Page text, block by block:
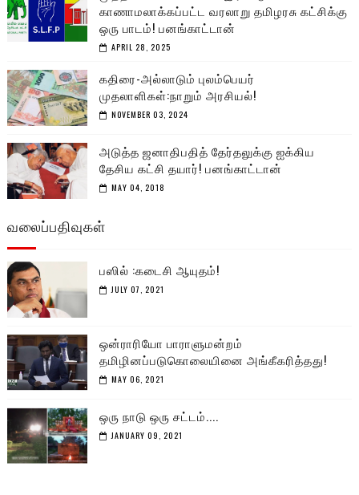
காணாமலாக்கப்பட்ட வரலாறு தமிழரசு கட்சிக்கு
ஒரு பாடம்! பனங்காட்டான்
APRIL 28, 2025
கதிரை-அல்லாடும் புலம்பெயர்
முதலாளிகள்:நாறும் அரசியல்!
NOVEMBER 03, 2024
அடுத்த ஜனாதிபதித் தேர்தலுக்கு ஐக்கிய
தேசிய கட்சி தயார்! பனங்காட்டான்
MAY 04, 2018
வலைப்பதிவுகள்
பஸில் :கடைசி ஆயுதம்!
JULY 07, 2021
ஒன்ராரியோ பாராளுமன்றம்
தமிழினப்படுகொலையினை அங்கீகரித்தது!
MAY 06, 2021
ஒரு நாடு ஒரு சட்டம்....
JANUARY 09, 2021